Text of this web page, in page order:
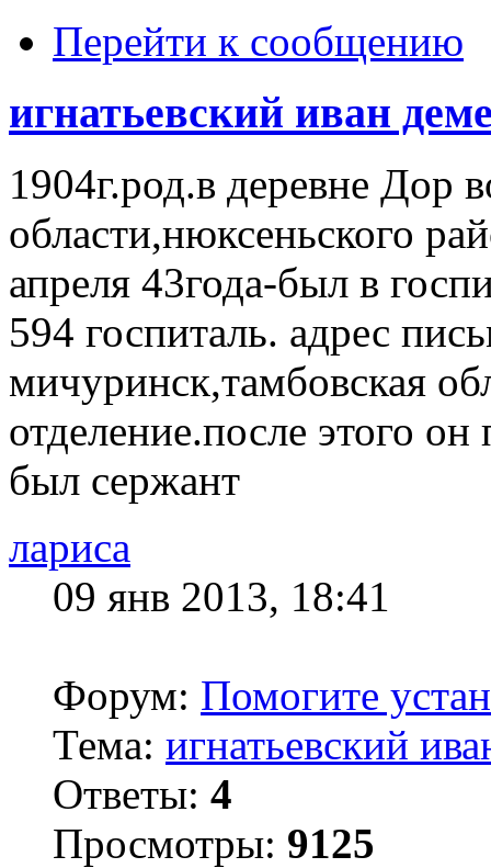
Перейти к сообщению
игнатьевский иван
1904г.род.в деревне Дор
области,нюксеньского
апреля 43года-был в
594 госпиталь. адрес
мичуринск,тамбовская
отделение.после этого он
был сержант
лариса
09 янв 2013, 18:41
Форум: Помогите
Тема: игнатьевский
Ответы: 4
Просмотры: 9125